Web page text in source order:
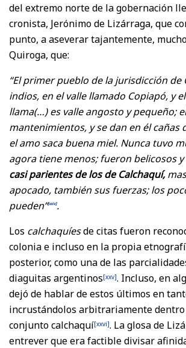
del extremo norte de la gobernación
cronista, Jerónimo de Lizárraga, que
punto, a aseverar tajantemente,
Quiroga, que:
“El primer pueblo de la jurisdicción de
indios, en el valle llamado Copiapó, y
llama(…) es valle angosto y pequeño;
mantenimientos, y se dan en él cañas
el amo saca buena miel. Nunca tuvo
agora tiene menos; fueron belicosos y
casi parientes de los de Calchaquí,
apocado, también sus fuerzas; los
pueden”[xxiv].
Los calchaquíesde citas fueron
colonia e incluso en la propia
posterior, como una de las
diaguitas argentinos[xxv]. Incluso, en
dejó de hablar de estos últimos en
incrustándolos arbitrariamente
conjunto calchaquí[xxvi]. La glosa de
entrever que era factible divisar